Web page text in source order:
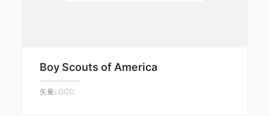
Boy Scouts of America
矢量LOGO